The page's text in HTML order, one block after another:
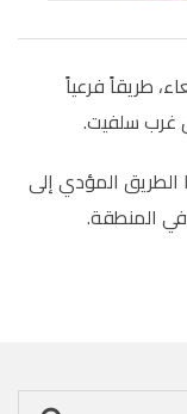
طريقاً فرعياً
غرب سلفيت.
الطريق المؤدي إلى
في المنطقة.